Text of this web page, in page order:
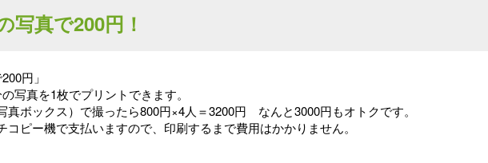
真で200円！
円」
写真を1枚でプリントできます。
真ボックス）で撮ったら800円×4人＝3200円 なんと3000円もオトクです。
ピー機で支払いますので、印刷するまで費用はかかりません。